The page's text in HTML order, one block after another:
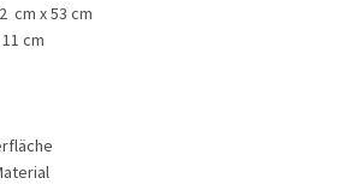
cm x 53 cm
cm